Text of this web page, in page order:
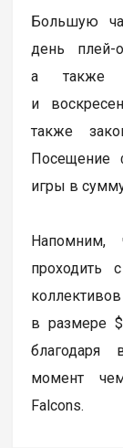
Большую
день плей-
а также
и
также
Посещение
игры в
Напомним,
в размере
момент
Falcons.